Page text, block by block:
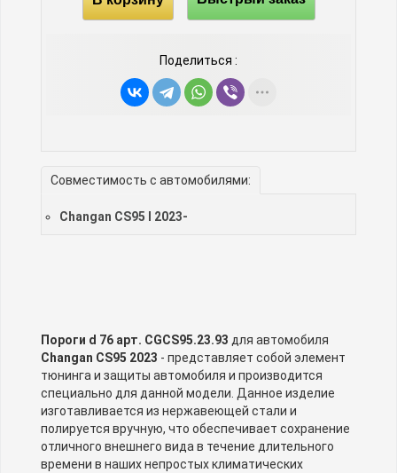
Поделиться :
Совместимость с автомобилями:
Changan CS95 I 2023-
Пороги d 76 арт. CGCS95.23.93 для автомобиля
Changan CS95 2023 - представляет собой элемент
тюнинга и защиты автомобиля и производится
специально для данной модели. Данное изделие
изготавливается из нержавеющей стали и
полируется вручную, что обеспечивает сохранение
отличного внешнего вида в течение длительного
времени в наших непростых климатических